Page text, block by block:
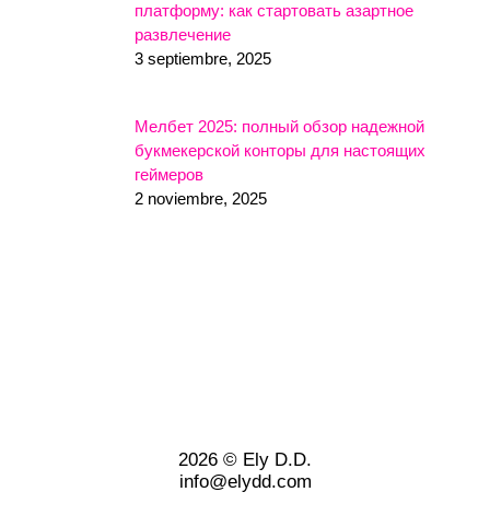
платформу: как стартовать азартное
развлечение
3 septiembre, 2025
Мелбет 2025: полный обзор надежной
букмекерской конторы для настоящих
геймеров
2 noviembre, 2025
2026 © Ely D.D.
info@elydd.com